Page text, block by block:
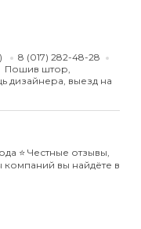
8 (017) 282-48-28
Пошив штор,
дизайнера, выезд на
⭐️ Честные отзывы,
вы найдёте в